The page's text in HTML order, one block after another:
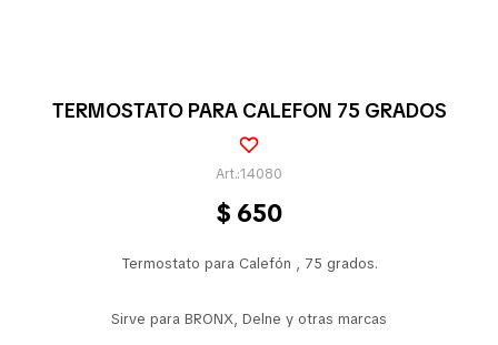
TERMOSTATO PARA CALEFON 75 GRADOS
14080
$ 650
Termostato para Calefón , 75 grados.
Sirve para BRONX, Delne y otras marcas
Limpieza vehícular